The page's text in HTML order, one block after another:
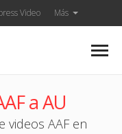
Video Más
a AU
videos AAF en